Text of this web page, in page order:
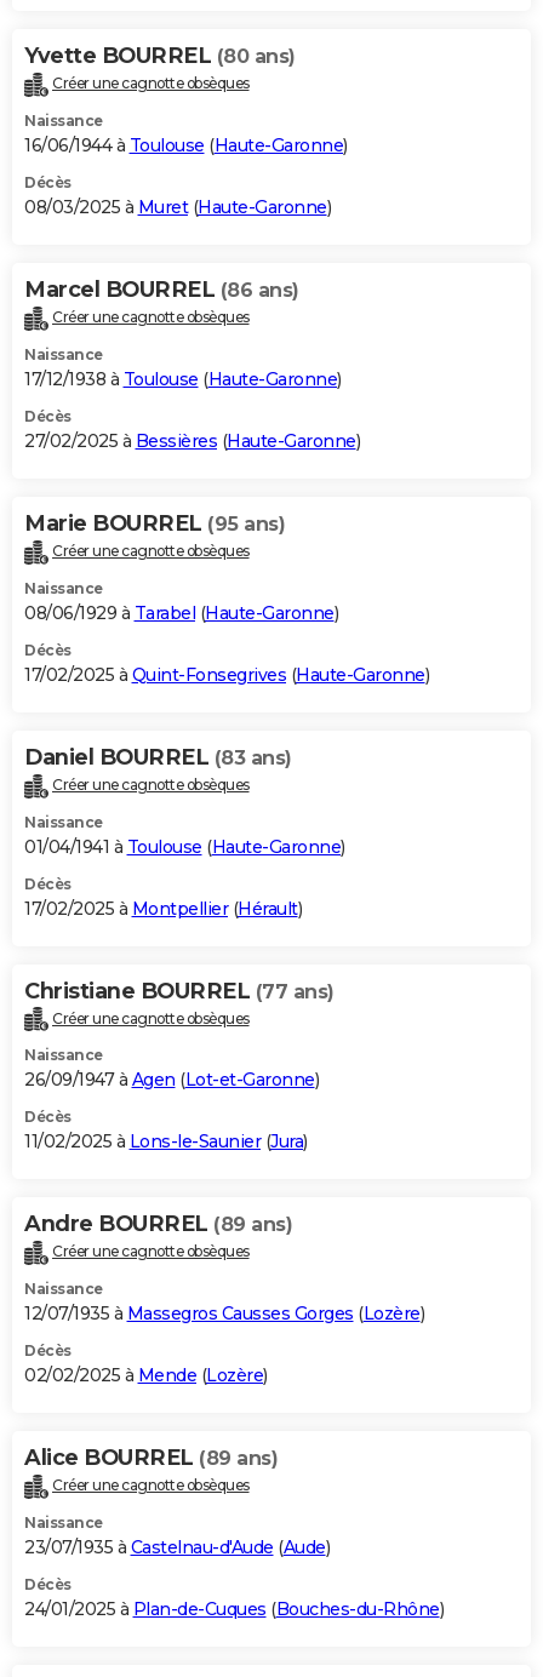
Yvette BOURREL (80 ans)
Créer une cagnotte obsèques
Naissance
16/06/1944 à Toulouse (Haute-Garonne)
Décès
08/03/2025 à Muret(Haute-Garonne)
Marcel BOURREL (86 ans)
Créer une cagnotte obsèques
Naissance
17/12/1938 à Toulouse (Haute-Garonne)
Décès
27/02/2025 à Bessières (Haute-Garonne)
Marie BOURREL (95 ans)
Créer une cagnotte obsèques
Naissance
08/06/1929 à Tarabel (Haute-Garonne)
Décès
17/02/2025 à Quint-Fonsegrives (Haute-Garonne)
Daniel BOURREL (83 ans)
Créer une cagnotte obsèques
Naissance
01/04/1941 à Toulouse (Haute-Garonne)
Décès
17/02/2025 à Montpellier(Hérault)
Christiane BOURREL (77 ans)
Créer une cagnotte obsèques
Naissance
26/09/1947 à Agen (Lot-et-Garonne)
Décès
11/02/2025 à Lons-le-Saunier(Jura)
Andre BOURREL (89 ans)
Créer une cagnotte obsèques
Naissance
12/07/1935 à Massegros Causses Gorges (Lozère)
Décès
02/02/2025 à Mende (Lozère)
Alice BOURREL (89 ans)
Créer une cagnotte obsèques
Naissance
23/07/1935 à Castelnau-d'Aude (Aude)
Décès
24/01/2025 à Plan-de-Cuques (Bouches-du-Rhône)